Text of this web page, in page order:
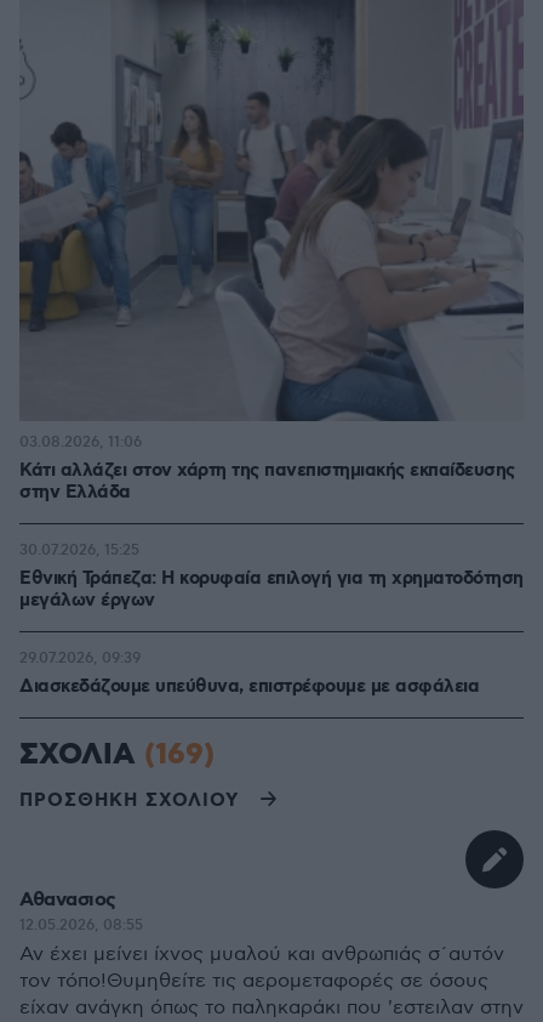
Κάτι αλλάζει στον χάρτη της πανεπιστημιακής εκπαίδευσης
στην Ελλάδα
03.08.2026, 11:06
Εθνική Τράπεζα: Η κορυφαία επιλογή για τη χρηματοδότηση
μεγάλων έργων
30.07.2026, 15:25
Διασκεδάζουμε υπεύθυνα, επιστρέφουμε με ασφάλεια
29.07.2026, 09:39
ΣΧΟΛΙΑ (169)
ΠΡΟΣΘΗΚΗ ΣΧΟΛΙΟΥ
Αθανασιος
12.05.2026, 08:55
Αν έχει μείνει ίχνος μυαλού και ανθρωπιάς σ΄αυτόν
τον τόπο!Θυμηθείτε τις αερομεταφορές σε όσους
είχαν ανάγκη όπως το παληκαράκι που 'εστειλαν στην